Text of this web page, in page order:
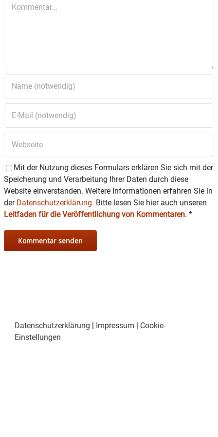
Mit der Nutzung dieses Formulars erklären Sie sich mit der
Speicherung und Verarbeitung Ihrer Daten durch diese
Website einverstanden. Weitere Informationen erfahren Sie in
der Datenschutzerklärung. Bitte lesen Sie hier auch unseren
Leitfaden für die Veröffentlichung von Kommentaren. *
Datenschutzerklärung | Impressum | Cookie-
Einstellungen